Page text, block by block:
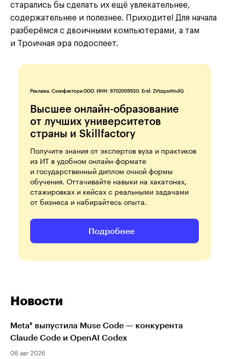
старались бы сделать их ещё увлекательнее,
содержательнее и полезнее. Приходите! Для начала
разберёмся с двоичными компьютерами, а там
и Троичная эра подоспеет.
Реклама. Скилфэктори ООО. ИНН: 9702009530. Erid: 2VtzquvHndQ
Высшее онлайн-образование
от лучших университетов
страны и Skillfactory
Получите знания от экспертов вуза и практиков
из ИТ в удобном онлайн-формате
и государственный диплом очной формы
обучения. Оттачивайте навыки на хакатонах,
стажировках и кейсах с реальными задачами
от бизнеса и набирайтесь опыта.
Подробнее
Новости
Meta* выпустила Muse Code — конкурента
Claude Code и OpenAI Codex
06 авг 2026